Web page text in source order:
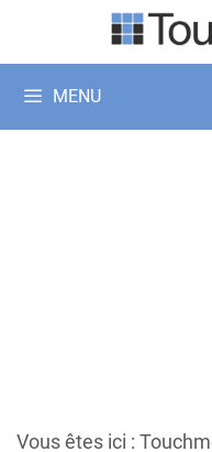
MENU
Vous êtes ici :